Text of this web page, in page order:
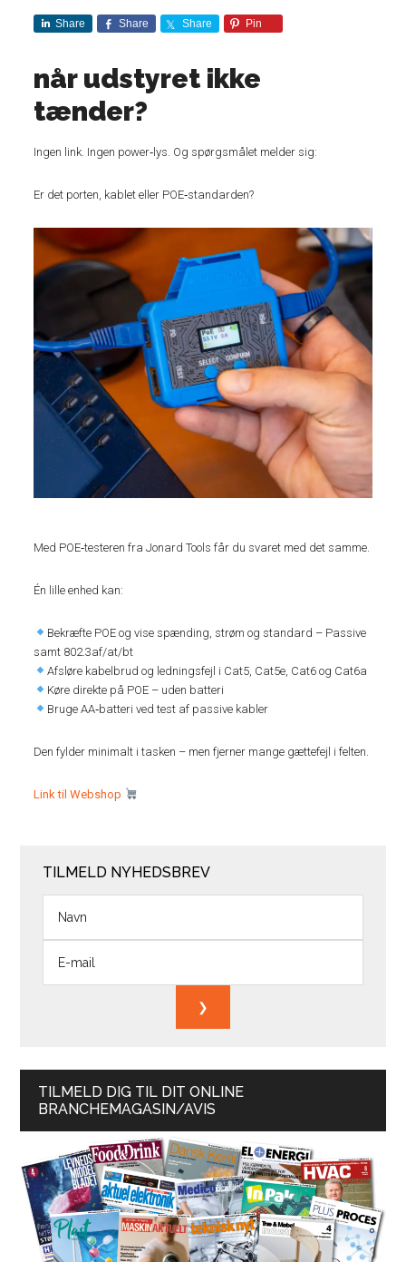
Share Share Share Pin
når udstyret ikke
tænder?
Ingen link. Ingen power‑lys. Og spørgsmålet melder sig:
Er det porten, kablet eller POE‑standarden?
Med POE‑testeren fra Jonard Tools får du svaret med det samme.
Én lille enhed kan:
Bekræfte POE og vise spænding, strøm og standard – Passive
samt 802.3af/at/bt
Afsløre kabelbrud og ledningsfejl i Cat5, Cat5e, Cat6 og Cat6a
Køre direkte på POE – uden batteri
Bruge AA‑batteri ved test af passive kabler
Den fylder minimalt i tasken – men fjerner mange gættefejl i felten.
Link til Webshop
TILMELD NYHEDSBREV
TILMELD DIG TIL DIT ONLINE
BRANCHEMAGASIN/AVIS